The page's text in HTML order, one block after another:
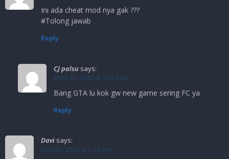
Ini ada cheat mod nya gak ???
#Tolong jawab
Reply
CJ palsu says:
April 30, 2020 at 10:54 am
Bang GTA lu kok gw new game sering FC ya
Reply
Davi says:
June 23, 2018 at 1:13 pm